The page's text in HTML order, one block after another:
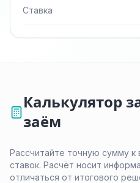
Ставка
Калькулятор
заём
Рассчитайте точную сумму к
ставок. Расчёт носит
отличаться от итогового